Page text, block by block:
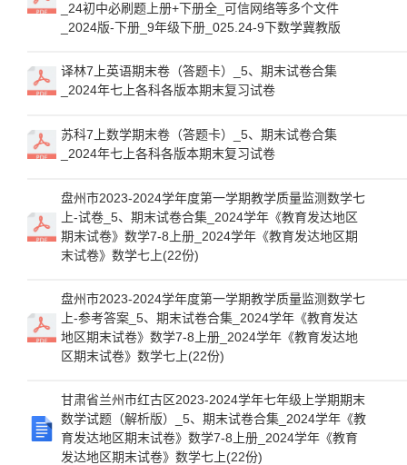
_24初中必刷题上册+下册全_可信网络等多个文件
_2024版-下册_9年级下册_025.24-9下数学冀教版
译林7上英语期末卷（答题卡）_5、期末试卷合集
_2024年七上各科各版本期末复习试卷
苏科7上数学期末卷（答题卡）_5、期末试卷合集
_2024年七上各科各版本期末复习试卷
盘州市2023-2024学年度第一学期教学质量监测数学七
上-试卷_5、期末试卷合集_2024学年《教育发达地区
期末试卷》数学7-8上册_2024学年《教育发达地区期
末试卷》数学七上(22份)
盘州市2023-2024学年度第一学期教学质量监测数学七
上-参考答案_5、期末试卷合集_2024学年《教育发达
地区期末试卷》数学7-8上册_2024学年《教育发达地
区期末试卷》数学七上(22份)
甘肃省兰州市红古区2023-2024学年七年级上学期期末
数学试题（解析版）_5、期末试卷合集_2024学年《教
育发达地区期末试卷》数学7-8上册_2024学年《教育
发达地区期末试卷》数学七上(22份)